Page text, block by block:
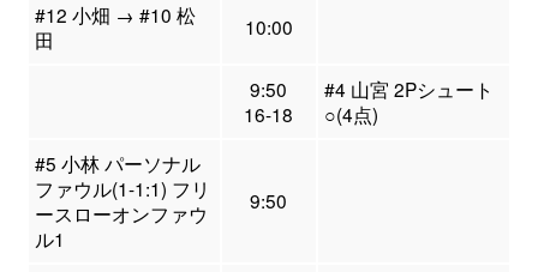
#12 小畑 → #10 松
田
10:00
9:50
16-18
#4 山宮 2Pシュート
○(4点)
#5 小林 パーソナル
ファウル(1-1:1) フリ
ースローオンファウ
ル1
9:50